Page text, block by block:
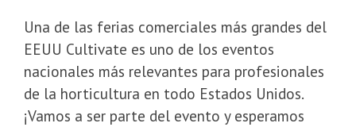
Una de las ferias comerciales más grandes del
EEUU Cultivate es uno de los eventos
nacionales más relevantes para profesionales
de la horticultura en todo Estados Unidos.
¡Vamos a ser parte del evento y esperamos